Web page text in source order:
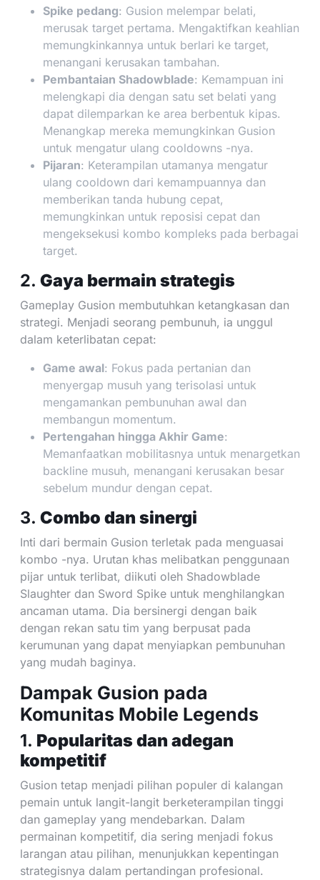
Spike pedang: Gusion melempar belati,
merusak target pertama. Mengaktifkan keahlian
memungkinkannya untuk berlari ke target,
menangani kerusakan tambahan.
Pembantaian Shadowblade: Kemampuan ini
melengkapi dia dengan satu set belati yang
dapat dilemparkan ke area berbentuk kipas.
Menangkap mereka memungkinkan Gusion
untuk mengatur ulang cooldowns -nya.
Pijaran: Keterampilan utamanya mengatur
ulang cooldown dari kemampuannya dan
memberikan tanda hubung cepat,
memungkinkan untuk reposisi cepat dan
mengeksekusi kombo kompleks pada berbagai
target.
2. Gaya bermain strategis
Gameplay Gusion membutuhkan ketangkasan dan
strategi. Menjadi seorang pembunuh, ia unggul
dalam keterlibatan cepat:
Game awal: Fokus pada pertanian dan
menyergap musuh yang terisolasi untuk
mengamankan pembunuhan awal dan
membangun momentum.
Pertengahan hingga Akhir Game:
Memanfaatkan mobilitasnya untuk menargetkan
backline musuh, menangani kerusakan besar
sebelum mundur dengan cepat.
3. Combo dan sinergi
Inti dari bermain Gusion terletak pada menguasai
kombo -nya. Urutan khas melibatkan penggunaan
pijar untuk terlibat, diikuti oleh Shadowblade
Slaughter dan Sword Spike untuk menghilangkan
ancaman utama. Dia bersinergi dengan baik
dengan rekan satu tim yang berpusat pada
kerumunan yang dapat menyiapkan pembunuhan
yang mudah baginya.
Dampak Gusion pada
Komunitas Mobile Legends
1. Popularitas dan adegan
kompetitif
Gusion tetap menjadi pilihan populer di kalangan
pemain untuk langit-langit berketerampilan tinggi
dan gameplay yang mendebarkan. Dalam
permainan kompetitif, dia sering menjadi fokus
larangan atau pilihan, menunjukkan kepentingan
strategisnya dalam pertandingan profesional.